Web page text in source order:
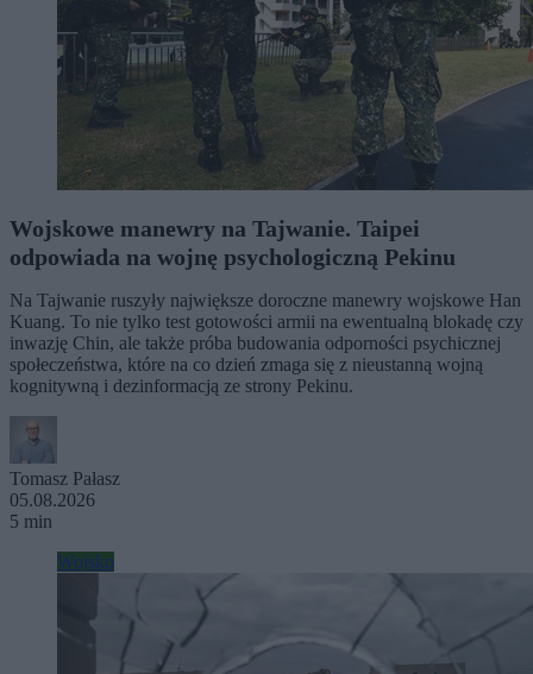
Wojskowe manewry na Tajwanie. Taipei
odpowiada na wojnę psychologiczną Pekinu
Na Tajwanie ruszyły największe doroczne manewry wojskowe Han
Kuang. To nie tylko test gotowości armii na ewentualną blokadę czy
inwazję Chin, ale także próba budowania odporności psychicznej
społeczeństwa, które na co dzień zmaga się z nieustanną wojną
kognitywną i dezinformacją ze strony Pekinu.
Tomasz Pałasz
05.08.2026
5 min
Wojsko